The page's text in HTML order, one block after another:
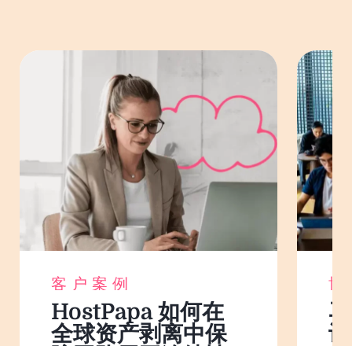
客户案例
HostPapa 如何在
全球资产剥离中保